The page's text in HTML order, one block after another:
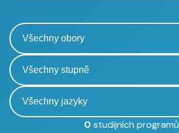
0 studijních programů